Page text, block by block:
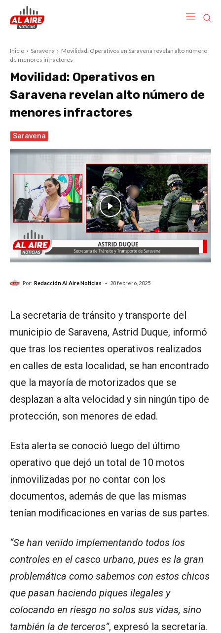
Inicio Saravena
Movilidad: Operativos en Saravena revelan alto número
de menores infractores
Movilidad: Operativos en
Saravena revelan alto número de
menores infractores
Saravena
Por: Redacción Al Aire Noticias - 28 febrero, 2025
La secretaria de tránsito y transporte del
municipio de Saravena, Astrid Duque, informó
que tras los recientes operativos realizados
en calles de esta localidad, se han encontrado
que la mayoría de motorizados que se
desplazan a alta velocidad y sin ningún tipo de
protección, son menores de edad.
Esta alerta se conoció luego del último
operativo que dejó un total de 10 motos
inmovilizadas por no contar con los
documentos, además de que las mismas
tenían modificaciones en varias de sus partes.
“Se han venido implementando todos los
controles en el casco urbano, pues es la gran
problemática como sabemos con estos chicos
que pasan haciendo piques ilegales y
colocando en riesgo no solos sus vidas, sino
también la de terceros”, expresó la secretaría.